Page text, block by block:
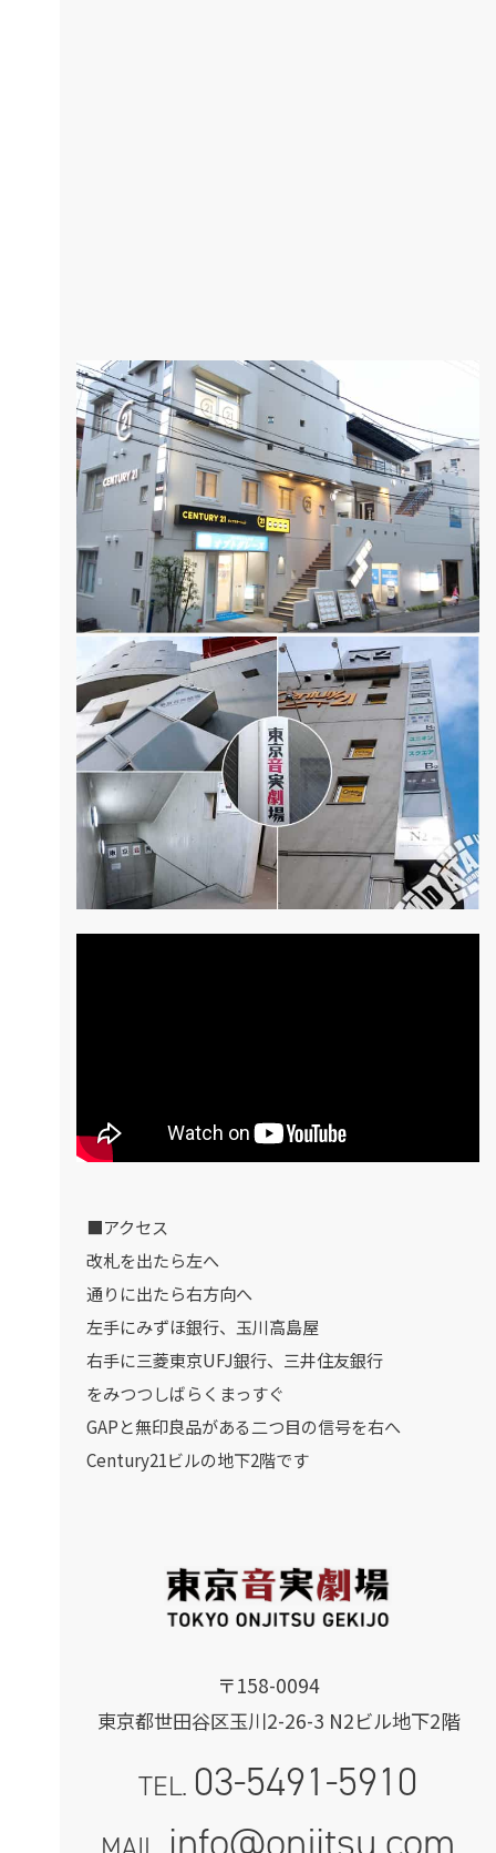
〒158-0094
東京都世田谷区玉川2-26-3 N2ビル地下2階
TEL. 03-5491-5910
info@onjitsu.com
■アクセス
改札を出たら左へ
通りに出たら右方向へ
左手にみずほ銀行、玉川高島屋
右手に三菱東京UFJ銀行、三井住友銀行
をみつつしばらくまっすぐ
GAPと無印良品がある二つ目の信号を右へ
Century21ビルの地下2階です